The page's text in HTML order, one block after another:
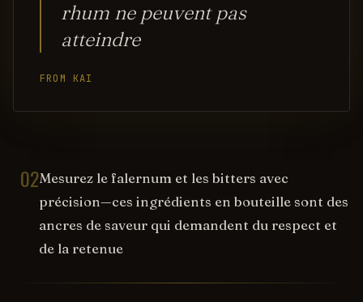
rhum ne peuvent pas
atteindre
FROM KAI
02Mesurez le falernum et les bitters avec
précision—ces ingrédients en bouteille sont des
ancres de saveur qui demandent du respect et
de la retenue